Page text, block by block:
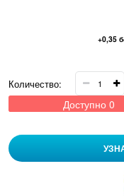
+0,35
Количество:
Доступно 0